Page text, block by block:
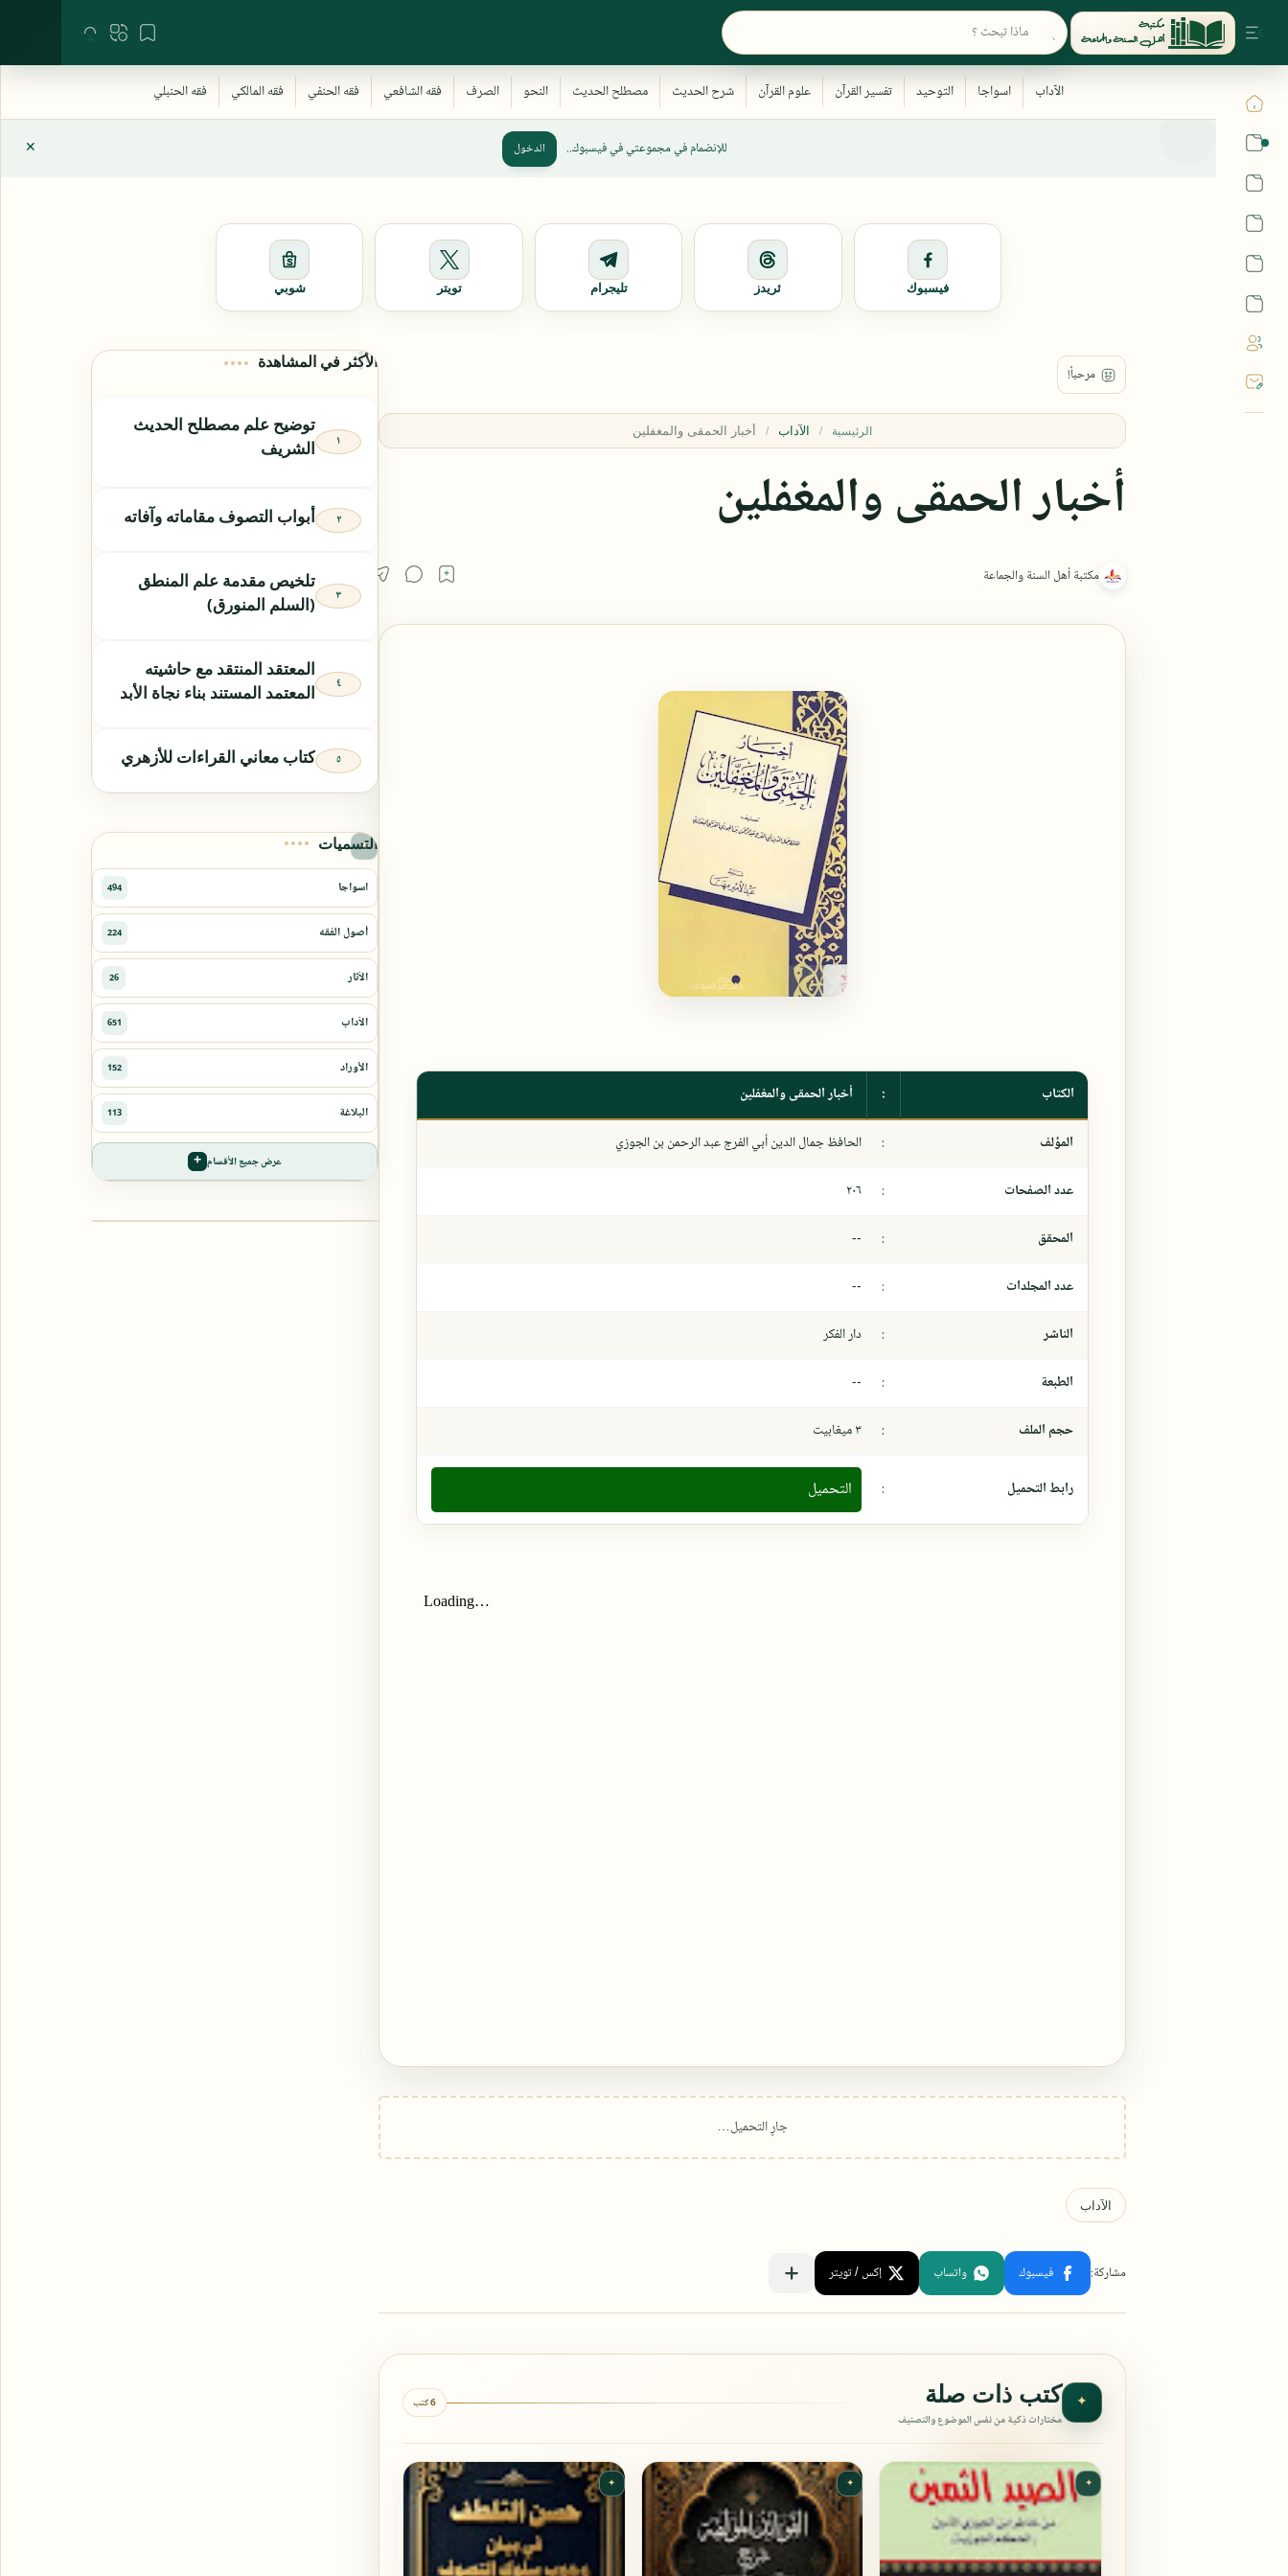
للإنضمام في مجموعتي في فيسبوك.. الدخول
فيسبوك ثريدز تليجرام تويتر شوبي
الرئيسية الآداب
أخبار الحمقى والمغفلين
الكتاب : أخبار الحمقى والمغفلين
المؤلف : الحافظ جمال الدين أبي الفرج عبد الرحمن بن الجوزي
عدد الصفحات : ٢٠٦
المحقق :
--
عدد المجلدات :
--
الناشر : دار الفكر
الطبعة :
--
حجم الملف : ٣ ميغابيت
رابط التحميل : التحميل
✦ كتب ذات صلة
مختارات ذكية من نفس الموضوع والتصنيف
6 كتب
✦
✦
✦
الأكثر في المشاهدة
توضيح علم مصطلح الحديث
الشريف
أبواب التصوف مقاماته وآفاته
تلخيص مقدمة علم المنطق
(السلم المنورق)
المعتقد المنتقد مع حاشيته
المعتمد المستند بناء نجاة الأبد
كتاب معاني القراءات للأزهري
التسميات
عرض جميع الأقسام